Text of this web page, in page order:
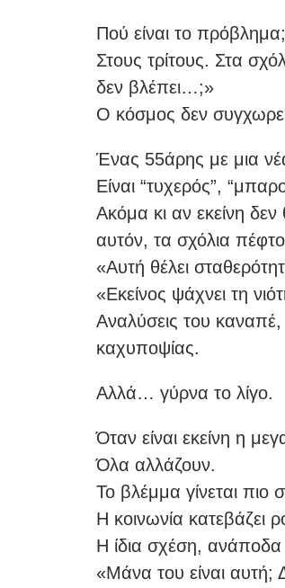
Πού είναι το πρόβλημα;
Στους τρίτους. Στα
δεν βλέπει…;»
Ο κόσμος δεν
Ένας 55άρης με μια
Είναι “τυχερός”,
Ακόμα κι αν εκείνη
αυτόν, τα σχόλια
«Αυτή θέλει
«Εκείνος ψάχνει τη
Αναλύσεις του καναπέ,
καχυποψίας.
Αλλά… γύρνα το λίγο.
Όταν είναι εκείνη η
Όλα αλλάζουν.
Το βλέμμα γίνεται πιο
Η κοινωνία κατεβάζει
Η ίδια σχέση, ανάποδα
«Μάνα του είναι αυτή;